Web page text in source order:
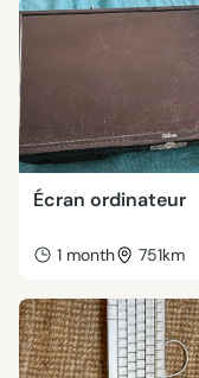
Écran ordinateur
1 month 751km